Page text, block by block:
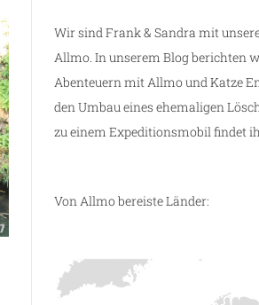
Wir sind Frank & Sandra mit
Allmo. In unserem Blog berichten
Abenteuern mit Allmo und Katze
den Umbau eines ehemaligen
zu einem Expeditionsmobil findet
Von Allmo bereiste Länder: